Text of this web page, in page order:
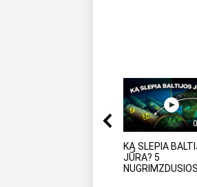
KĄ SLEPIA
JŪRA? 5